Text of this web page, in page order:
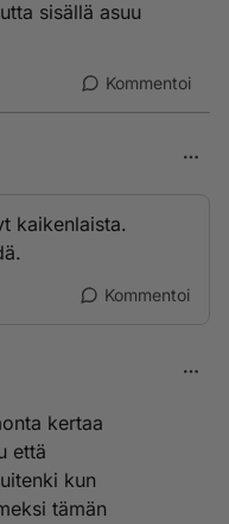
sisällä asuu
Kommentoi
kaikenlaista.
Kommentoi
kertaa
että
kun
tämän